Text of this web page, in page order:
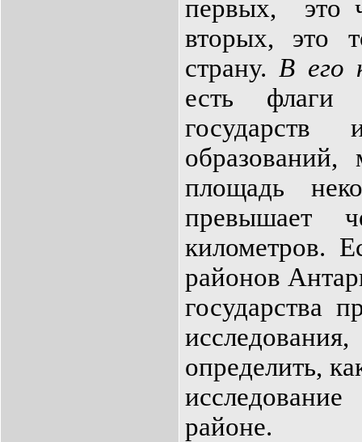
первых, это
вторых, это
страну. В его
есть флаги
государств
образований,
площадь
превышает
километров.
районов
государства
определить,
районе.